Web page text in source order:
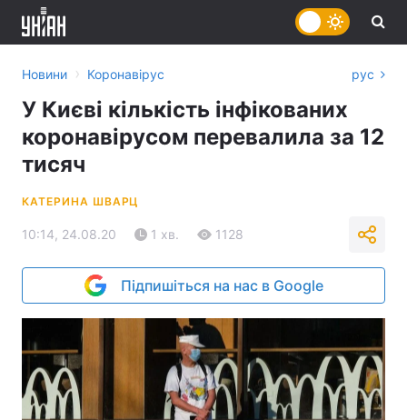
Новини › Коронавірус рус
У Києві кількість інфікованих
коронавірусом перевалила за 12
тисяч
КАТЕРИНА ШВАРЦ
10:14, 24.08.20 1 хв. 1128
Підпишіться на нас в Google